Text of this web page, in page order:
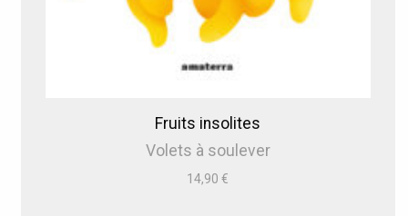
Fruits insolites
Volets à soulever
14,90€